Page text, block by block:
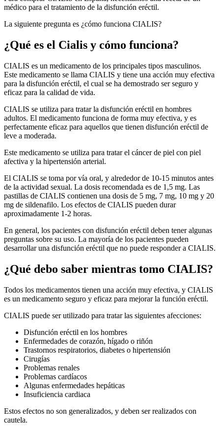
médico para el tratamiento de la disfunción eréctil.
La siguiente pregunta es ¿cómo funciona CIALIS?
¿Qué es el Cialis y cómo funciona?
CIALIS es un medicamento de los principales tipos masculinos.
Este medicamento se llama CIALIS y tiene una acción muy efectiva
para la disfunción eréctil, el cual se ha demostrado ser seguro y
eficaz para la calidad de vida.
CIALIS se utiliza para tratar la disfunción eréctil en hombres
adultos. El medicamento funciona de forma muy efectiva, y es
perfectamente eficaz para aquellos que tienen disfunción eréctil de
leve a moderada.
Este medicamento se utiliza para tratar el cáncer de piel con piel
afectiva y la hipertensión arterial.
El CIALIS se toma por vía oral, y alrededor de 10-15 minutos antes
de la actividad sexual. La dosis recomendada es de 1,5 mg. Las
pastillas de CIALIS contienen una dosis de 5 mg, 7 mg, 10 mg y 20
mg de sildenafilo. Los efectos de CIALIS pueden durar
aproximadamente 1-2 horas.
En general, los pacientes con disfunción eréctil deben tener algunas
preguntas sobre su uso. La mayoría de los pacientes pueden
desarrollar una disfunción eréctil que no puede responder a CIALIS.
¿Qué debo saber mientras tomo CIALIS?
Todos los medicamentos tienen una acción muy efectiva, y CIALIS
es un medicamento seguro y eficaz para mejorar la función eréctil.
CIALIS puede ser utilizado para tratar las siguientes afecciones:
Disfunción eréctil en los hombres
Enfermedades de corazón, hígado o riñón
Trastornos respiratorios, diabetes o hipertensión
Cirugías
Problemas renales
Problemas cardíacos
Algunas enfermedades hepáticas
Insuficiencia cardiaca
Estos efectos no son generalizados, y deben ser realizados con
cautela.